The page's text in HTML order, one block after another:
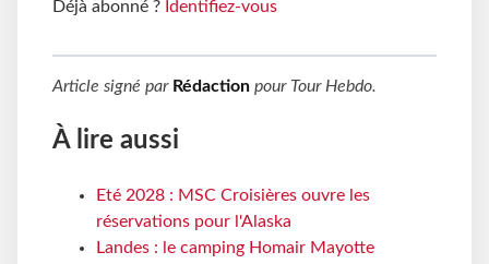
Déjà abonné ? Identifiez-vous
Article signé par Rédaction pour Tour Hebdo.
À lire aussi
Eté 2028 : MSC Croisières ouvre les
réservations pour l'Alaska
Landes : le camping Homair Mayotte